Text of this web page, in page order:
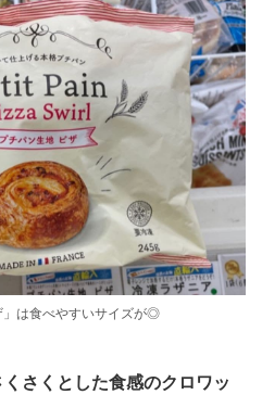
」は食べやすいサイズが◎
くさくとした食感のクロワッ